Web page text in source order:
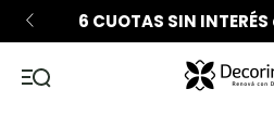
6 CUOTAS SIN